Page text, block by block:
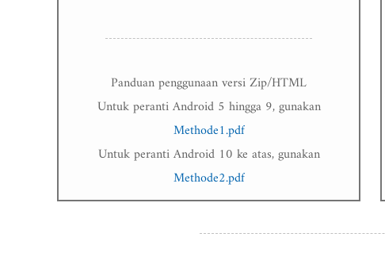
Panduan penggunaan versi Zip/HTML
Untuk peranti Android 5 hingga 9, gunakan
Methode1.pdf
Untuk peranti Android 10 ke atas, gunakan
Methode2.pdf